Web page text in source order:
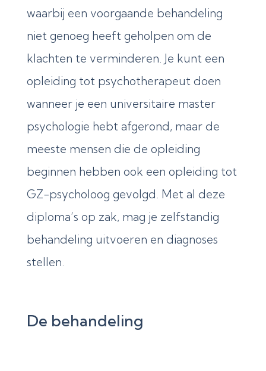
waarbij een voorgaande behandeling
niet genoeg heeft geholpen om de
klachten te verminderen. Je kunt een
opleiding tot psychotherapeut doen
wanneer je een universitaire master
psychologie hebt afgerond, maar de
meeste mensen die de opleiding
beginnen hebben ook een opleiding tot
GZ-psycholoog gevolgd. Met al deze
diploma’s op zak, mag je zelfstandig
behandeling uitvoeren en diagnoses
stellen.
De behandeling